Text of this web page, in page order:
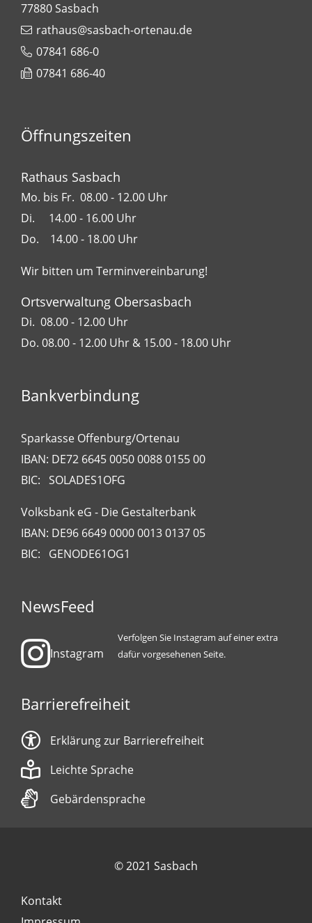
77880Sasbach
rathaus@sasbach-ortenau.de
07841 686-0
07841 686-40
Öffnungszeiten
Rathaus Sasbach
Mo. bis Fr. 08.00 - 12.00 Uhr
Di. 14.00 - 16.00 Uhr
Do. 14.00 - 18.00 Uhr
Wir bitten um Terminvereinbarung!
Ortsverwaltung Obersasbach
Di. 08.00 - 12.00 Uhr
Do. 08.00 - 12.00 Uhr & 15.00 - 18.00 Uhr
Bankverbindung
Sparkasse Offenburg/Ortenau
IBAN: DE72 6645 0050 0088 0155 00
BIC: SOLADES1OFG
Volksbank eG - Die Gestalterbank
IBAN: DE96 6649 0000 0013 0137 05
BIC: GENODE61OG1
NewsFeed
Instagram
Verfolgen Sie Instagram auf einer extra
dafür vorgesehenen Seite.
Barrierefreiheit
Erklärung zur Barrierefreiheit
Leichte Sprache
Gebärdensprache
© 2021 Sasbach
Kontakt